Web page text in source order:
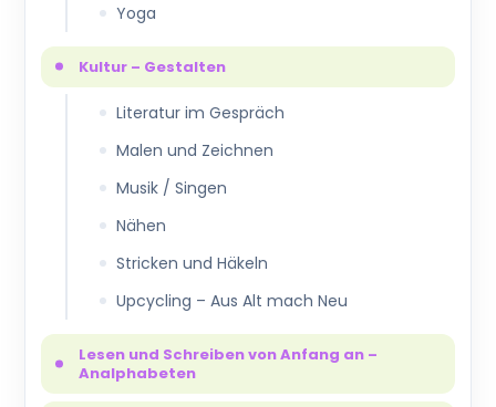
Yoga
Kultur – Gestalten
Literatur im Gespräch
Malen und Zeichnen
Musik / Singen
Nähen
Stricken und Häkeln
Upcycling – Aus Alt mach Neu
Lesen und Schreiben von Anfang an –
Analphabeten